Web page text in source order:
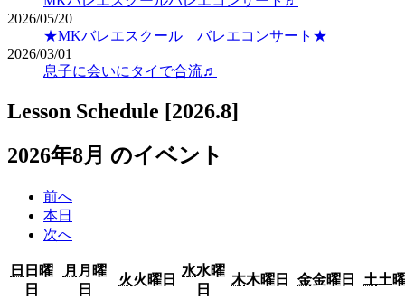
2026/05/20
★MKバレエスクール バレエコンサート★
2026/03/01
息子に会いにタイで合流♬
Lesson Schedule [2026.8]
2026年8月 のイベント
前へ
本日
次へ
日 日曜
日
月 月曜
日
火火曜日
水水曜
日
木木曜日 金金曜日 土土